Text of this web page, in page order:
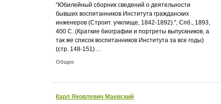
"Юбилейный сборник сведений о деятельности
бывших воспитанников Института гражданских
инженеров (Строит. училище, 1842-1892).", Спб., 1893,
400 С. (Краткие биографии и портреты выпускников, а
так же список воспитанников Института за все годы)
(стр. 148-151) ...
Общее
Карл Яковлевич Маевский